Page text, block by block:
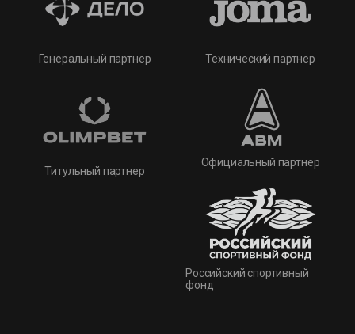
Генеральный партнер
Титульный партнер
Технический партнер
Официальный партнер
Российский спортивный
фонд